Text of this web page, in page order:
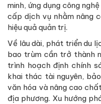
minh, ứng dụng công
cấp dịch vụ nhằm nâng
hiệu quả quản trị.
Về lâu dài, phát triển du
bao trùm cần trở thành
trình hoạch định chính
khai thác tài nguyên,
văn hóa và nâng cao
địa phương. Xu hướng